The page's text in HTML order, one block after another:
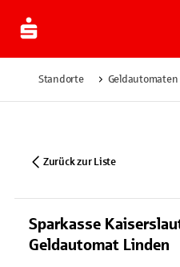
Standorte Geldautomaten
Zurück zur Liste
Sparkasse
Geldautomat Linden